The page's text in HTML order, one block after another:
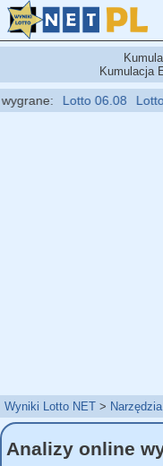
Kumulacja
Lotto 06.08 Lotto
Wyniki Lotto NET Narzędzia
Analizy online